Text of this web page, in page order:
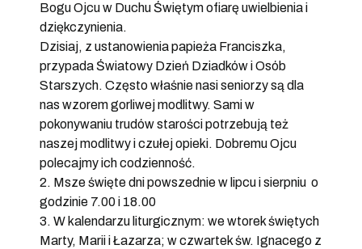
Bogu Ojcu w Duchu Świętym ofiarę uwielbienia i
dziękczynienia.
Dzisiaj, z ustanowienia papieża Franciszka,
przypada Światowy Dzień Dziadków i Osób
Starszych. Często właśnie nasi seniorzy są dla
nas wzorem gorliwej modlitwy. Sami w
pokonywaniu trudów starości potrzebują też
naszej modlitwy i czułej opieki. Dobremu Ojcu
polecajmy ich codzienność.
2. Msze święte dni powszednie w lipcu i sierpniu o
godzinie 7.00 i 18.00
3. W kalendarzu liturgicznym: we wtorek świętych
Marty, Marii i Łazarza; w czwartek św. Ignacego z